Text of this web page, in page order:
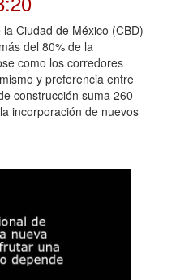
Ciudad de México (CBD)
del 80% de la
como los corredores
y preferencia entre
construcción suma 260
incorporación de nuevos